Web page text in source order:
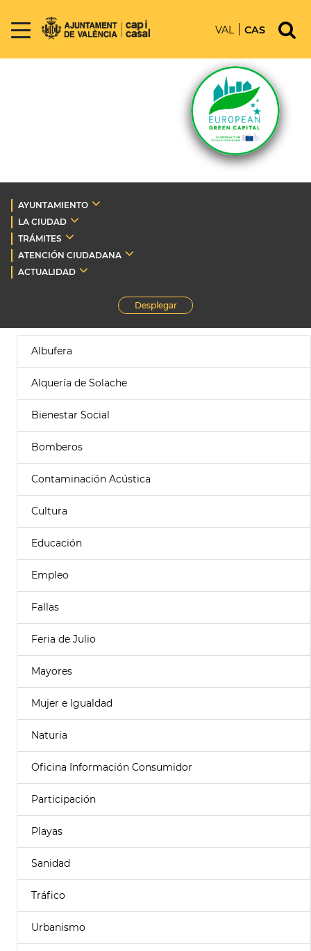
VAL CAS
AYUNTAMIENTO
LA CIUDAD
TRÁMITES
ATENCIÓN CIUDADANA
ACTUALIDAD
Desplegar
Albufera
Alquería de Solache
Bienestar Social
Bomberos
Contaminación Acústica
Cultura
Educación
Empleo
Fallas
Feria de Julio
Mayores
Mujer e Igualdad
Naturia
Oficina Información Consumidor
Participación
Playas
Sanidad
Tráfico
Urbanismo